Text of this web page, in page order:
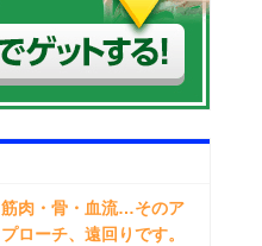
筋肉・骨・血流…そのア
プローチ、遠回りです。